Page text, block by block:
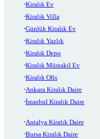
Kiralık Ev
Kiralık Villa
Günlük Kiralık Ev
Kiralık Yazlık
Kiralık Depo
Kiralık Müstakil Ev
Kiralık Ofis
Ankara Kiralık Daire
İstanbul Kiralık Daire
Antalya Kiralık Daire
Bursa Kiralık Daire